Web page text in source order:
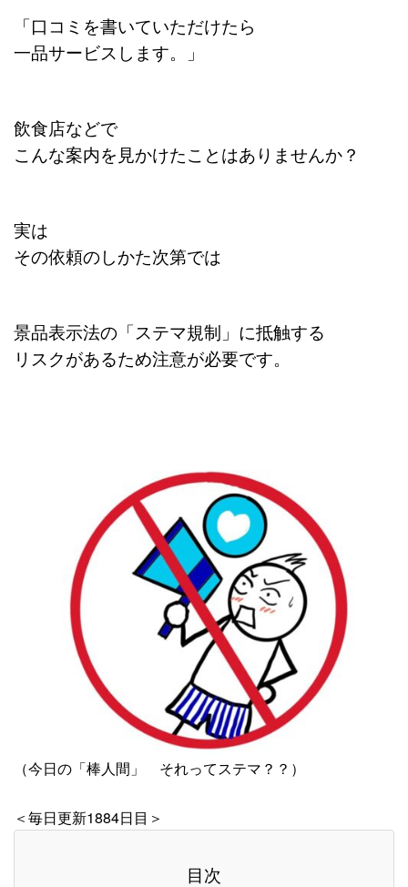
「口コミを書いていただけたら
一品サービスします。」
飲食店などで
こんな案内を見かけたことはありませんか？
実は
その依頼のしかた次第では
景品表示法の「ステマ規制」に抵触する
リスクがあるため注意が必要です。
（今日の「棒人間」 それってステマ？？）
＜毎日更新1884日目＞
目次